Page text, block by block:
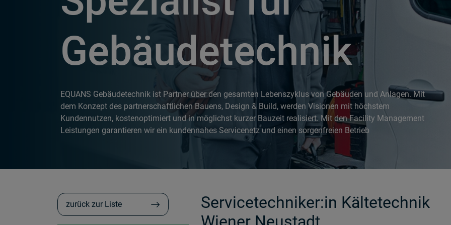
Gebäudetechnik
EQUANS Gebäudetechnik ist Partner über den gesamten Lebenszyklus von Gebäuden und Anlagen. Mit
dem Konzept des partnerschaftlichen Bauens, Design & Build, werden Visionen mit höchstem
Kundennutzen, kostenoptimiert und in möglichst kurzer Bauzeit realisiert. Mit den Facility Management
Leistungen garantieren wir ein kundennahes Servicenetz und einen sorgenfreien Betrieb
zurück zur Liste
Servicetechniker:in Kältetechnik